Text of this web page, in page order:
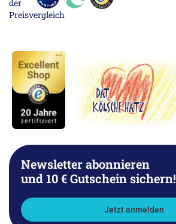
Newsletter abonnieren
und 10 € Gutschein sichern!
Jetzt anmelden